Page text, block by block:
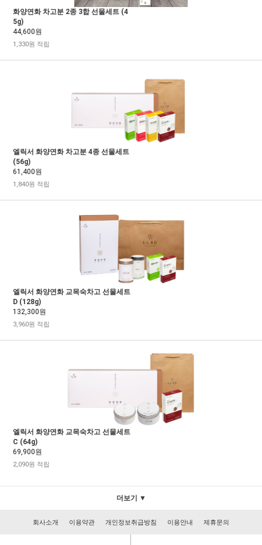
화양연화 차고분 2종 3합 선물세트 (4
5g)
44,600원
1,330원 적립
엘릭서 화양연화 차고분 4종 선물세트
(56g)
61,400원
1,840원 적립
엘릭서 화양연화 교목숙차고 선물세트
D (128g)
132,300원
3,960원 적립
엘릭서 화양연화 교목숙차고 선물세트
C (64g)
69,900원
2,090원 적립
더보기 ▼
회사소개 이용약관 개인정보취급방침 이용안내 제휴문의